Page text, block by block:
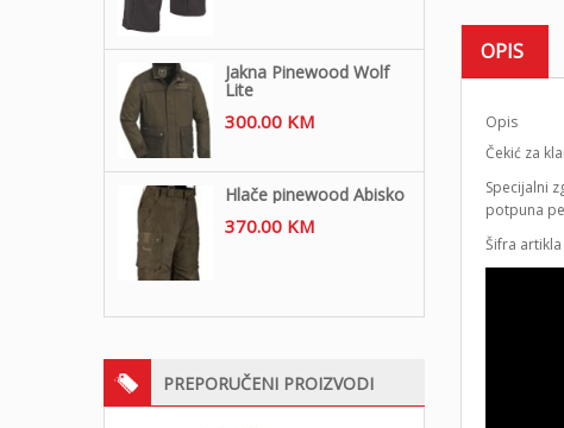
Jakna Pinewood Wolf
Lite
300.00 KM
Hlače pinewood Abisko
370.00 KM
PREPORUČENI PROIZVODI
OPIS
Opis
Čekić za
Specijalni
potpuna
Šifra artikla